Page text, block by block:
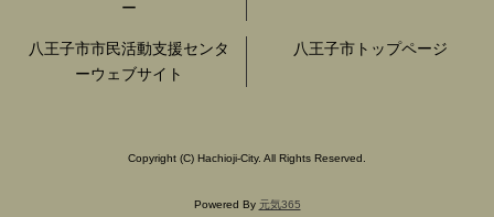
ー
八王子市市民活動支援センタ
ーウェブサイト
八王子市トップページ
Copyright (C) Hachioji-City. All Rights Reserved.
Powered By 元気365